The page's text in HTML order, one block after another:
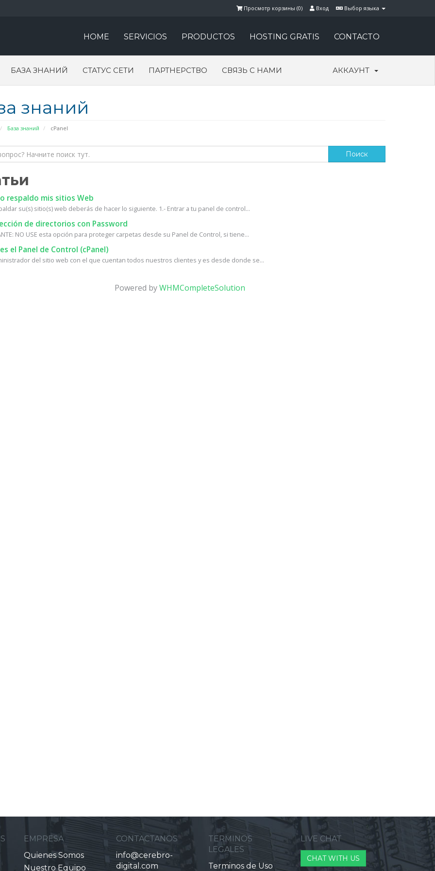
Выбор языка
Вход
Просмотр корзины (0)
HOME SERVICIOS PRODUCTOS HOSTING GRATIS CONTACTO
БАЗА ЗНАНИЙ СТАТУС СЕТИ ПАРТНЕРСТВО СВЯЗЬ С НАМИ АККАУНТ
знаний
База знаний cPanel
respaldo mis sitios Web
su(s) sitio(s) web deberás de hacer lo siguiente. 1.- Entrar a tu panel de control...
de directorios con Password
NO USE esta opción para proteger carpetas desde su Panel de Control, si tiene...
el Panel de Control (cPanel)
del sitio web con el que cuentan todos nuestros clientes y es desde donde se...
Powered byWHMCompleteSolution
EMPRESA
Quienes Somos
Nuestro Equipo
CONTACTANOS
info@cerebro-
digital.com
TERMINOS
LEGALES
Terminos de Uso
LIVE CHAT
CHAT WITH US